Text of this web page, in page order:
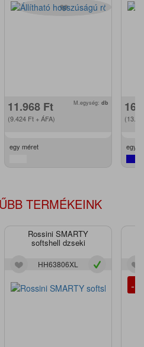
11.968 Ft
(9.424 Ft + ÁFA)
M.egység: db
egy méret egy
TERMÉKEINK
Rossini SMARTY
softshell dzseki
HH63806XL
-